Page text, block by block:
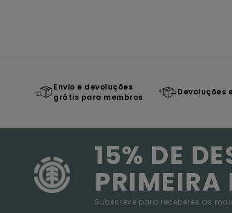
Envio e devoluções
grátis para membros
Devoluções
15% DE
Subscreve para receberes as